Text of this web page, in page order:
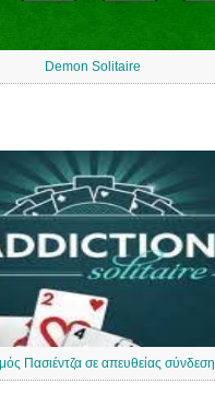
Demon Solitaire
Πασιέντζα σε απευθείας σύνδεση